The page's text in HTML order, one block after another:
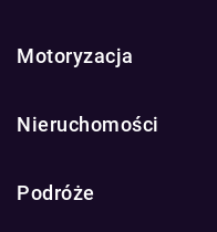
Motoryzacja
Nieruchomości
Podróże